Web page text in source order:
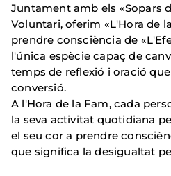
Juntament amb els «Sopars
Voluntari, oferim «L'Hora de
prendre consciència de
l'única espècie capaç de
temps de reflexió i oració
conversió.
A l'Hora de la Fam, cada
la seva activitat quotidiana
el seu cor a prendre
que significa la desigualtat